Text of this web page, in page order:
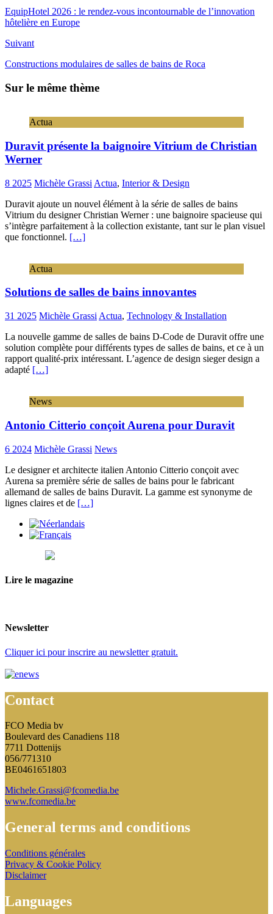
EquipHotel 2026 : le rendez-vous incontournable de l’innovation
hôtelière en Europe
Suivant
Constructions modulaires de salles de bains de Roca
Sur le même thème
Actua
Duravit présente la baignoire Vitrium de Christian
Werner
8 2025 Michèle Grassi Actua, Interior & Design
Duravit ajoute un nouvel élément à la série de salles de bains
Vitrium du designer Christian Werner : une baignoire spacieuse qui
s’intègre parfaitement à la collection existante, tant sur le plan visuel
que fonctionnel. […]
Actua
Solutions de salles de bains innovantes
31 2025 Michèle Grassi Actua, Technology & Installation
La nouvelle gamme de salles de bains D-Code de Duravit offre une
solution complète pour différents types de salles de bains, et ce à un
rapport qualité-prix intéressant. L’agence de design sieger design a
adapté […]
News
Antonio Citterio conçoit Aurena pour Duravit
6 2024 Michèle Grassi News
Le designer et architecte italien Antonio Citterio conçoit avec
Aurena sa première série de salles de bains pour le fabricant
allemand de salles de bains Duravit. La gamme est synonyme de
lignes claires et de […]
Lire le magazine
Newsletter
Cliquer ici pour inscrire au newsletter gratuit.
Contact
FCO Media bv
Boulevard des Canadiens 118
7711 Dottenijs
056/771310
BE0461651803
Michele.Grassi@fcomedia.be
www.fcomedia.be
General terms and conditions
Conditions générales
Privacy & Cookie Policy
Disclaimer
Languages